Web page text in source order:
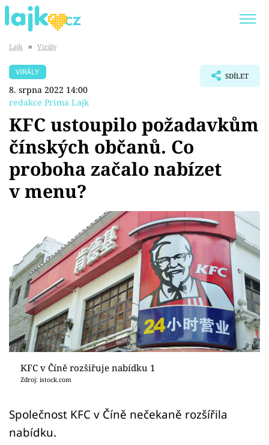
SHOPAHOLICADEL
Témata
Showbyznys
Virály
Sex a vztahy
Videa
Sledujte prima+
Přihlášení
Sledujte nás
Lajk ■ Virály
VIRÁLY
8. srpna 2022 14:00
redakce Prima Lajk
SDÍLET
KFC ustoupilo požadavkům
čínských občanů. Co
proboha začalo nabízet
v menu?
KFC v Číně rozšiřuje nabídku 1
Zdroj: istock.com
Společnost KFC v Číně nečekaně rozšířila
nabídku.